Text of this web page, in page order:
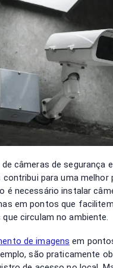
câmeras de segurança
para uma melhor
é necessário instalar
em pontos que
circulam no ambiente.
de imagens em
são praticamente